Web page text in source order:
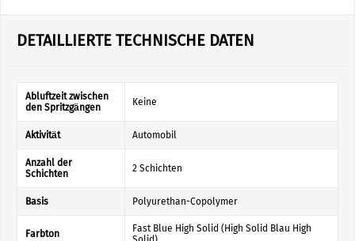
DETAILLIERTE TECHNISCHE DATEN
Abluftzeit zwischen
den Spritzgängen
Keine
Aktivität Automobil
Anzahl der
Schichten
2 Schichten
Basis Polyurethan-Copolymer
Farbton
Fast Blue High Solid (High Solid Blau High